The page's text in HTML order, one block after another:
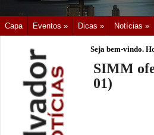
Capa Eventos » Dicas » Notícias »
Seja bem-vindo.
SIMM
01)